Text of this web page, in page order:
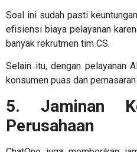
Soal ini sudah pasti
efisiensi biaya pelayanan
banyak rekrutmen tim CS.
Selain itu, dengan pelayanan
konsumen puas dan
5. Jaminan
Perusahaan